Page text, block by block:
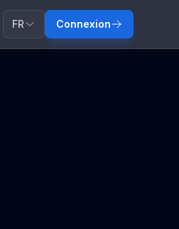
FR Connexion